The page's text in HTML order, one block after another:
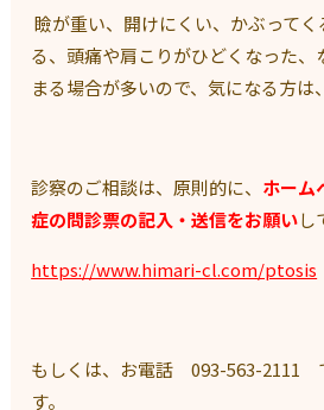
瞼が重い、開けにくい、かぶって
る、頭痛や肩こりがひどくなった
まる場合が多いので、気になる方は
診察のご相談は、原則的に、 ホーム
症の問診票の記入・送信をお願いし
https://www.himari-cl.com/ptosis
もしくは、お電話093-563-2111
す。